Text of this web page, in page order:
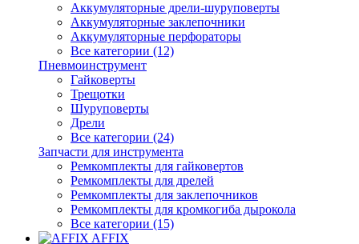
Аккумуляторные дрели-шуруповерты
Аккумуляторные заклепочники
Аккумуляторные перфораторы
Все категории (12)
Пневмоинструмент
Гайковерты
Трещотки
Шуруповерты
Дрели
Все категории (24)
Запчасти для инструмента
Ремкомплекты для гайковертов
Ремкомплекты для дрелей
Ремкомплекты для заклепочников
Ремкомплекты для кромкогиба дырокола
Все категории (15)
AFFIX